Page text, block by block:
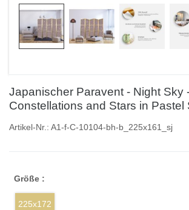
Japanischer Paravent - Night Sky
Constellations and Stars in Pastel
Artikel-Nr.: A1-f-C-10104-bh-b_225x161_sj
Größe :
225x172